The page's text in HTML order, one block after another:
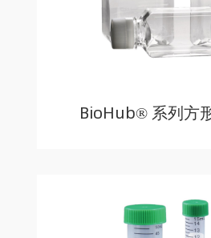
BioHub® 系列方